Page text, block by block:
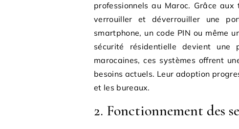
professionnels au Maroc. Grâce
verrouiller et déverrouiller une
smartphone, un code PIN ou même
sécurité résidentielle devient
marocaines, ces systèmes offrent
besoins actuels. Leur adoption
et les bureaux.
2. Fonctionnement des